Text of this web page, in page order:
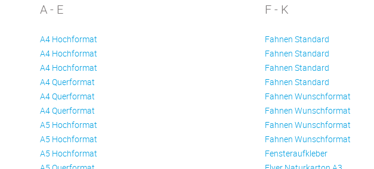
A - E
A4 Hochformat
A4 Hochformat
A4 Hochformat
A4 Querformat
A4 Querformat
A4 Querformat
A5 Hochformat
A5 Hochformat
A5 Hochformat
F - K
Fahnen Standard
Fahnen Standard
Fahnen Standard
Fahnen Standard
Fahnen Wunschformat
Fahnen Wunschformat
Fahnen Wunschformat
Fahnen Wunschformat
Fensteraufkleber